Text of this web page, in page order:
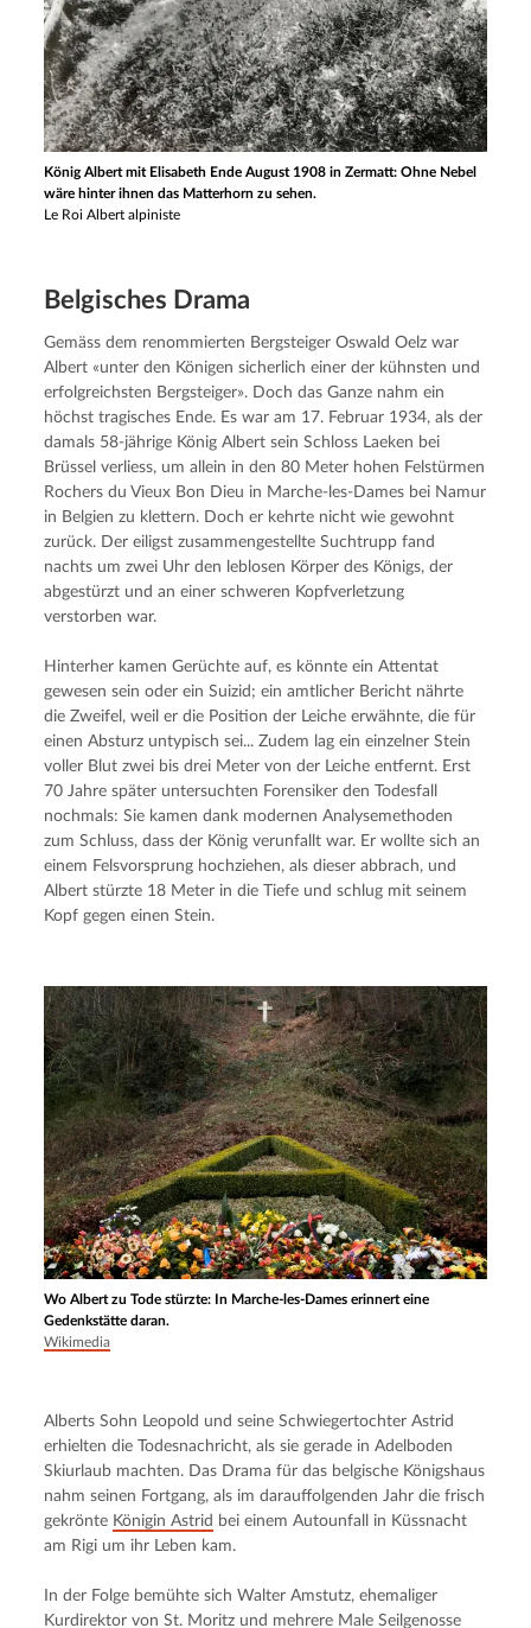
König Albert mit Elisabeth Ende August 1908 in Zermatt: Ohne Nebel
wäre hinter ihnen das Matterhorn zu sehen.
Le Roi Albert alpiniste
Belgisches Drama
Gemäss dem renommierten Bergsteiger Oswald Oelz war
Albert «unter den Königen sicherlich einer der kühnsten und
erfolgreichsten Bergsteiger». Doch das Ganze nahm ein
höchst tragisches Ende. Es war am 17. Februar 1934, als der
damals 58-jährige König Albert sein Schloss Laeken bei
Brüssel verliess, um allein in den 80 Meter hohen Felstürmen
Rochers du Vieux Bon Dieu in Marche-les-Dames bei Namur
in Belgien zu klettern. Doch er kehrte nicht wie gewohnt
zurück. Der eiligst zusammengestellte Suchtrupp fand
nachts um zwei Uhr den leblosen Körper des Königs, der
abgestürzt und an einer schweren Kopfverletzung
verstorben war.
Hinterher kamen Gerüchte auf, es könnte ein Attentat
gewesen sein oder ein Suizid; ein amtlicher Bericht nährte
die Zweifel, weil er die Position der Leiche erwähnte, die für
einen Absturz untypisch sei... Zudem lag ein einzelner Stein
voller Blut zwei bis drei Meter von der Leiche entfernt. Erst
70 Jahre später untersuchten Forensiker den Todesfall
nochmals: Sie kamen dank modernen Analysemethoden
zum Schluss, dass der König verunfallt war. Er wollte sich an
einem Felsvorsprung hochziehen, als dieser abbrach, und
Albert stürzte 18 Meter in die Tiefe und schlug mit seinem
Kopf gegen einen Stein.
Wo Albert zu Tode stürzte: In Marche-les-Dames erinnert eine
Gedenkstätte daran.
Wikimedia
Alberts Sohn Leopold und seine Schwiegertochter Astrid
erhielten die Todesnachricht, als sie gerade in Adelboden
Skiurlaub machten. Das Drama für das belgische Königshaus
nahm seinen Fortgang, als im darauffolgenden Jahr die frisch
gekrönte Königin Astrid bei einem Autounfall in Küssnacht
am Rigi um ihr Leben kam.
In der Folge bemühte sich Walter Amstutz, ehemaliger
Kurdirektor von St. Moritz und mehrere Male Seilgenosse